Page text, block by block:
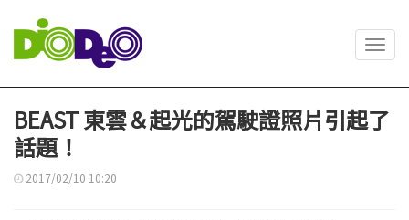
BEAST 東雲＆起光的駕駛證照片引起了
話題！
2017/02/10 10:20